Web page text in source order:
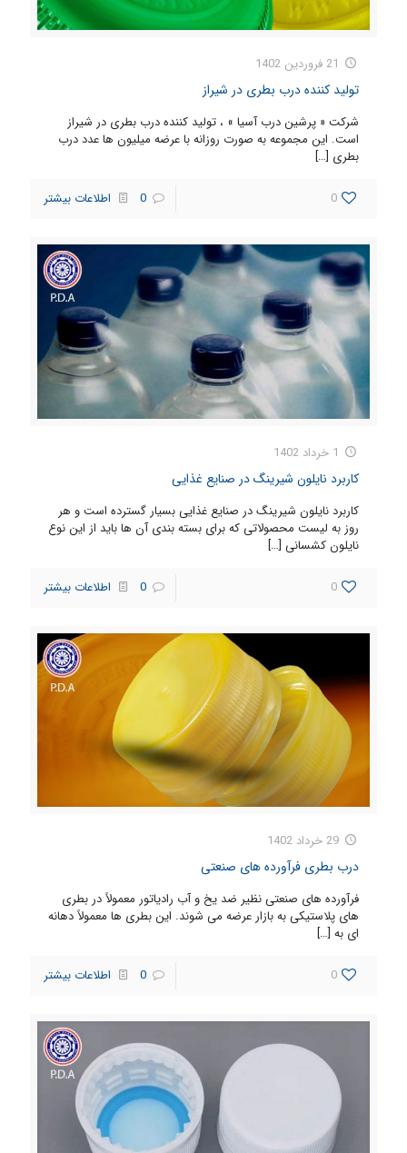
21 فروردین 1402
تولید کننده درب بطری در شیراز
شرکت « پرشین درب آسیا » ، تولید کننده درب بطری در شیراز
است. این مجموعه به صورت روزانه با عرضه میلیون ها عدد درب
بطری […]
0
0 اطلاعات بیشتر
1 خرداد 1402
کاربرد نایلون شیرینگ در صنایع غذایی
کاربرد نایلون شیرینگ در صنایع غذایی بسیار گسترده است و هر
روز به لیست محصولاتی که برای بسته بندی آن ها باید از این نوع
نایلون کشسانی […]
0
0 اطلاعات بیشتر
29 خرداد 1402
درب بطری فرآورده های صنعتی
فرآورده های صنعتی نظیر ضد یخ و آب رادیاتور معمولاً در بطری
های پلاستیکی به بازار عرضه می شوند. این بطری ها معمولاً دهانه
ای به […]
0
0 اطلاعات بیشتر